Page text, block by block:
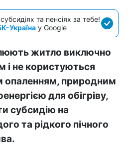
та пенсіях за тебе!
Україна у Google
житло виключно
і не користуються
опаленням, природним
для обігріву,
субсидію на
та рідкого пічного